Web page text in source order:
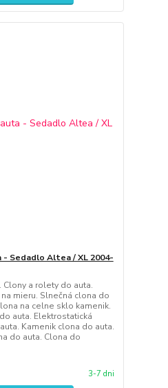
- Sedadlo Altea / XL 2004-
a rolety do auta.
mieru. Slnečná clona do
na celne sklo kamenik.
auta. Elektrostatická
Kamenik clona do auta.
do auta. Clona do
3-7 dni